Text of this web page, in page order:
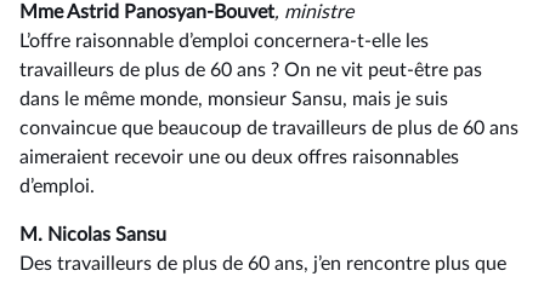
Mme Astrid Panosyan-Bouvet, ministre
L’offre raisonnable d’emploi concernera-t-elle les
travailleurs de plus de 60 ans ? On ne vit peut-être pas
dans le même monde, monsieur Sansu, mais je suis
convaincue que beaucoup de travailleurs de plus de 60 ans
aimeraient recevoir une ou deux offres raisonnables
d’emploi.
M. Nicolas Sansu
Des travailleurs de plus de 60 ans, j’en rencontre plus que